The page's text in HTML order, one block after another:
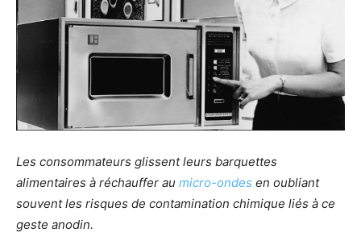
Les consommateurs glissent leurs barquettes
alimentaires à réchauffer au micro-ondes en oubliant
souvent les risques de contamination chimique liés à ce
geste anodin.